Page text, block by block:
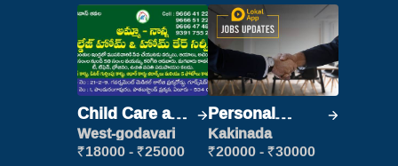
Child Care and
Patient care
West-godavari
₹18000 - ₹25000
Personal
Assistant
Kakinada
₹20000 - ₹30000